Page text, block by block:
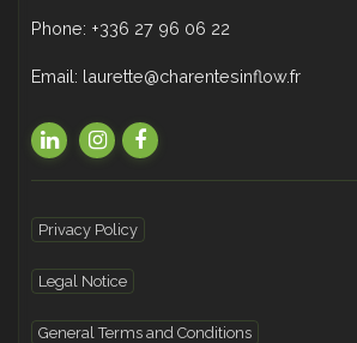
Phone: +336 27 96 06 22
Email: laurette@charentesinflow.fr
Privacy Policy
Legal Notice
General Terms and Conditions